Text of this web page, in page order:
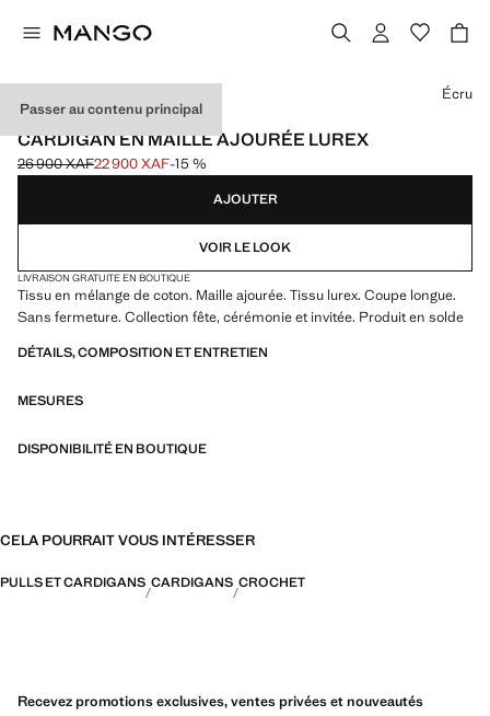
Passer au contenu principal
EVENTS
CARDIGAN EN MAILLE AJOURÉE LUREX
Prix initial barré [26 900 XAF ]
26 900 XAF
Prix actuel [22 900 XAF ]
22 900 XAF-15 %
Choisissez une couleur
Écru
AJOUTER
VOIR LE LOOK
LIVRAISON GRATUITE EN BOUTIQUE
Tissu en mélange de coton. Maille ajourée. Tissu lurex. Coupe longue.
Sans fermeture. Collection fête, cérémonie et invitée. Produit en solde
DÉTAILS, COMPOSITION ET ENTRETIEN
MESURES
DISPONIBILITÉ EN BOUTIQUE
CELA POURRAIT VOUS INTÉRESSER
PULLS ET CARDIGANS CARDIGANS CROCHET
Recevez promotions exclusives, ventes privées et nouveautés